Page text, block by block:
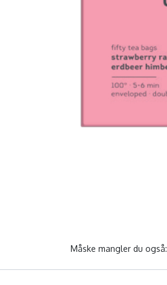
Måske mangler du også: